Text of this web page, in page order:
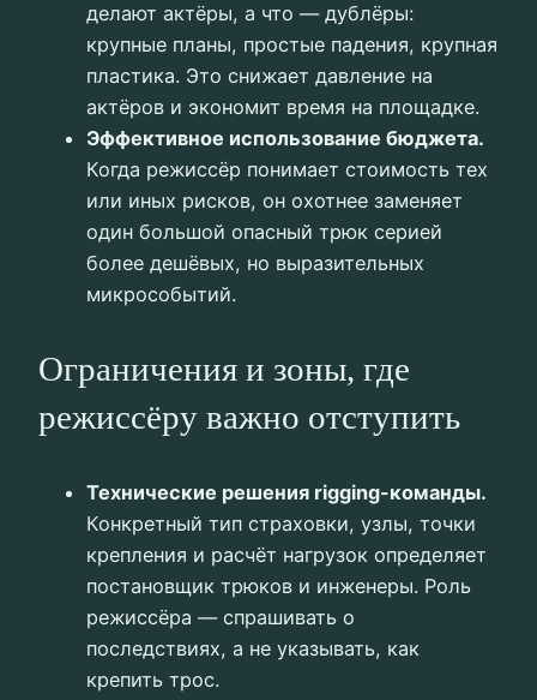
делают актёры, а что — дублёры:
крупные планы, простые падения, крупная
пластика. Это снижает давление на
актёров и экономит время на площадке.
Эффективное использование бюджета.
Когда режиссёр понимает стоимость тех
или иных рисков, он охотнее заменяет
один большой опасный трюк серией
более дешёвых, но выразительных
микрособытий.
Ограничения и зоны, где
режиссёру важно отступить
Технические решения rigging-команды.
Конкретный тип страховки, узлы, точки
крепления и расчёт нагрузок определяет
постановщик трюков и инженеры. Роль
режиссёра — спрашивать о
последствиях, а не указывать, как
крепить трос.